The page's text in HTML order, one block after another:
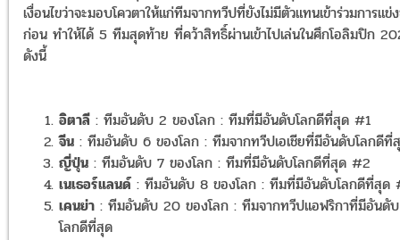
เงื่อนไขว่าจะมอบโควตาให้แก่ทีมจากทวีปที่ยังไม่มีตัวแทนเข้าร่วมการแข่
ก่อน ทำให้ได้ 5 ทีมสุดท้าย ที่คว้าสิทธิ์ผ่านเข้าไปเล่นในศึกโอลิมปิก
ดังนี้
อิตาลี : ทีมอันดับ 2 ของโลก : ทีมที่มีอันดับโลกดีที่สุด #1
จีน : ทีมอันดับ 6 ของโลก : ทีมจากทวีปเอเชียที่มีอันดับโลกดีที่
ญี่ปุ่น : ทีมอันดับ 7 ของโลก : ทีมที่มีอันดับโลกดีที่สุด #2
เนเธอร์แลนด์ : ทีมอันดับ 8 ของโลก : ทีมที่มีอันดับโลกดีที่สุด
เคนย่า : ทีมอันดับ 20 ของโลก : ทีมจากทวีปแอฟริกาที่มีอันดับ
โลกดีที่สุด